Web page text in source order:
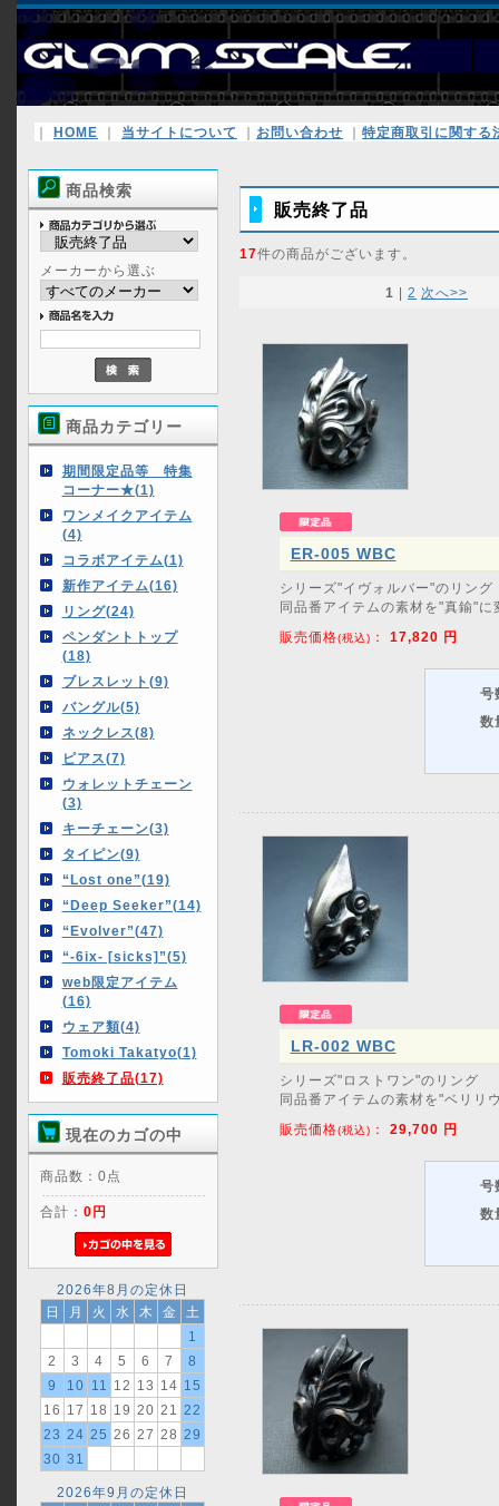
｜ HOME ｜ 当サイトについて ｜ お問い合わせ ｜ 特定商取引に関する
商品検索
メーカーから選ぶ
商品カテゴリー
期間限定品等 特集
コーナー★(1)
ワンメイクアイテム
(4)
コラボアイテム(1)
新作アイテム(16)
リング(24)
ペンダントトップ
(18)
ブレスレット(9)
バングル(5)
ネックレス(8)
ピアス(7)
ウォレットチェーン
(3)
キーチェーン(3)
タイピン(9)
“Lost one”(19)
“Deep Seeker”(14)
“Evolver”(47)
“-6ix- [sicks]”(5)
web限定アイテム
(16)
ウェア類(4)
Tomoki Takatyo(1)
販売終了品(17)
現在のカゴの中
商品数：0点
合計： 0円
2026年8月の定休日
日
月 火 水 木 金
土
1
2
3 4 5 6 7
8
9
10 11 12 13 14 15
16
17 18 19 20 21
22
23
24 25 26 27 28
29
30 31
2026年9月の定休日
販売終了品
17件の商品がございます。
1 | 2 次へ>>
ER-005 WBC
シリーズ"イヴォルバー"のリング
同品番アイテムの素材を"真鍮"
販売価格(税込) ： 17,820 円
号
数
LR-002 WBC
シリーズ"ロストワン"のリング
同品番アイテムの素材を"ベリリ
販売価格(税込) ： 29,700 円
号
数